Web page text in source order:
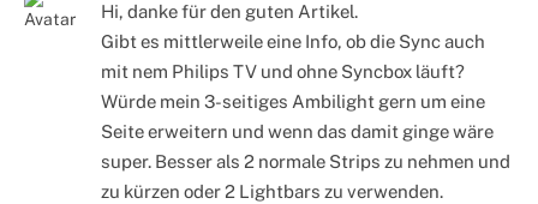
Hi, danke für den guten Artikel.
Gibt es mittlerweile eine Info, ob die Sync auch
mit nem Philips TV und ohne Syncbox läuft?
Würde mein 3-seitiges Ambilight gern um eine
Seite erweitern und wenn das damit ginge wäre
super. Besser als 2 normale Strips zu nehmen und
zu kürzen oder 2 Lightbars zu verwenden.